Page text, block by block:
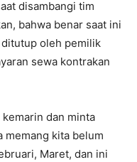
disambangi tim
bahwa benar saat ini
ditutup oleh pemilik
sewa kontrakan
dan minta
memang kita belum
Maret, dan ini